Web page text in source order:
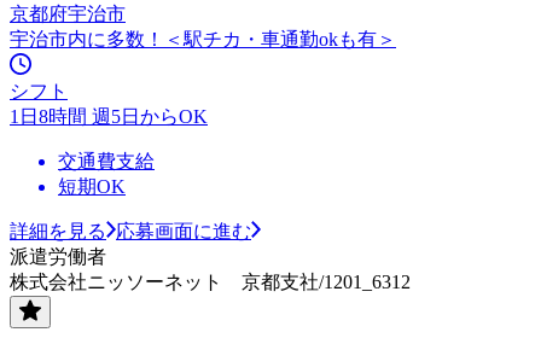
京都府宇治市
宇治市内に多数！＜駅チカ・車通勤okも有＞
シフト
1日8時間 週5日からOK
交通費支給
短期OK
詳細を見る
応募画面に進む
派遣労働者
株式会社ニッソーネット 京都支社/1201_6312